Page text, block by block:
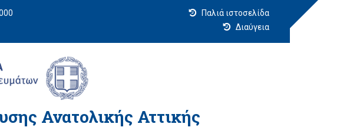
Παλιά ιστοσελίδα
Διαύγεια
Ανατολικής Αττικής